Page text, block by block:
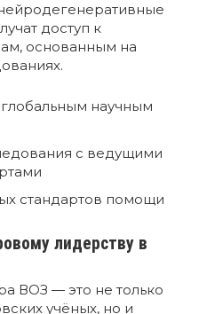
доступ к
основанным на
научным
с ведущими
стандартов помощи
лидерству в
ВОЗ — это не только
учёных, но и